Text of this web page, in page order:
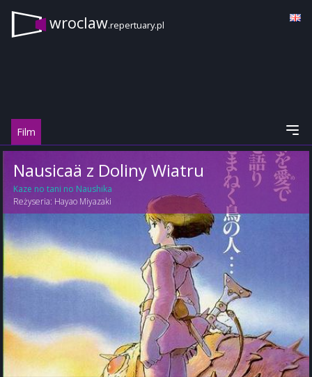
wroclaw.repertuary.pl
Film
Nausicaä z Doliny Wiatru
Kaze no tani no Naushika
Reżyseria: Hayao Miyazaki